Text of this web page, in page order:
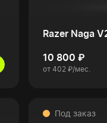
Razer Naga
10 800 ₽
от 402 ₽/мес.
Под заказ